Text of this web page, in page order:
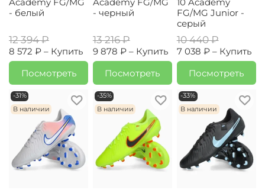
- белый
12 394 ₽
8 572 ₽ – Купить
Посмотреть
- черный
13 216 ₽
9 878 ₽ – Купить
Посмотреть
FG/MG Junior -
серый
10 440 ₽
7 038 ₽ – Купить
Посмотреть
-31%
В наличии
-35%
В наличии
-33%
В наличии